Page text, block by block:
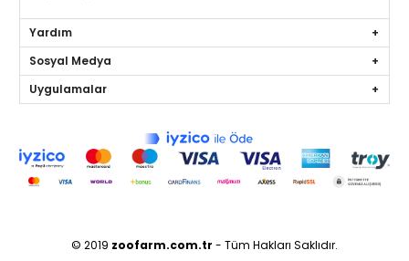
Yardım
Sosyal Medya
Uygulamalar
© 2019 zoofarm.com.tr - Tüm Hakları Saklıdır.